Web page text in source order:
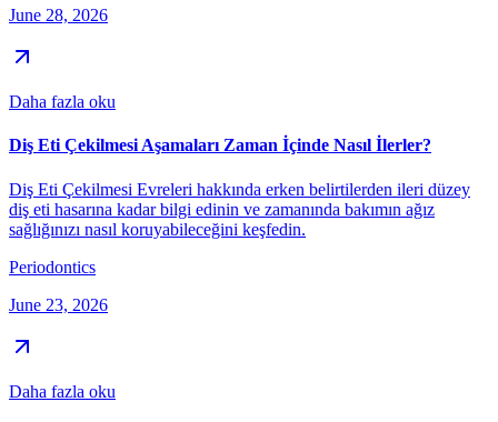
June 28, 2026
Daha fazla oku
Diş Eti Çekilmesi Aşamaları Zaman İçinde Nasıl İlerler?
Diş Eti Çekilmesi Evreleri hakkında erken belirtilerden ileri düzey
diş eti hasarına kadar bilgi edinin ve zamanında bakımın ağız
sağlığınızı nasıl koruyabileceğini keşfedin.
Periodontics
June 23, 2026
Daha fazla oku